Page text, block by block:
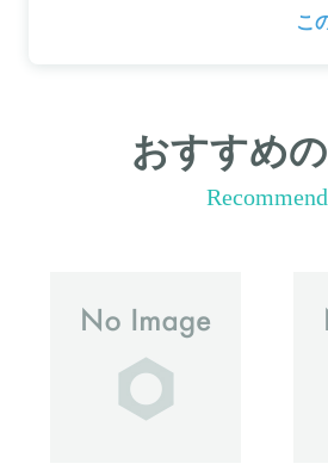
こ
おすすめ
Recommend